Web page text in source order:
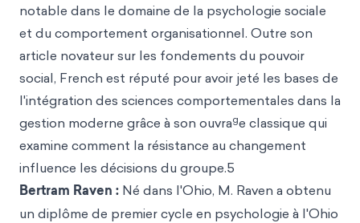
notable dans le domaine de la psychologie sociale
et du comportement organisationnel. Outre son
article novateur sur les fondements du pouvoir
social, French est réputé pour avoir jeté les bases de
l'intégration des sciences comportementales dans la
gestion moderne grâce à son ouvrage classique qui
examine comment la résistance au changement
influence les décisions du groupe.5
Bertram Raven : Né dans l'Ohio, M. Raven a obtenu
un diplôme de premier cycle en psychologie à l'Ohio